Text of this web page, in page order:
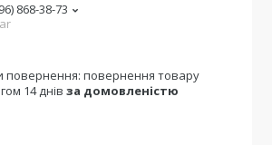
868-38-73
повернення товару
14 днів за домовленістю